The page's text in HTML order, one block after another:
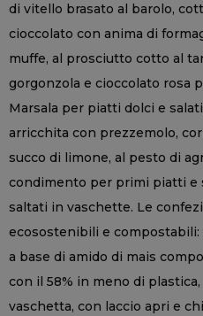
di vitello brasato al barolo,
cioccolato con anima di
muffe, al prosciutto cotto al
gorgonzola e cioccolato rosa
Marsala per piatti dolci e
arricchita con prezzemolo,
succo di limone, al pesto di
condimento per primi piatti e
saltati in vaschette. Le
ecosostenibili e
a base di amido di mais
con il 58% in meno di
vaschetta, con laccio apri e